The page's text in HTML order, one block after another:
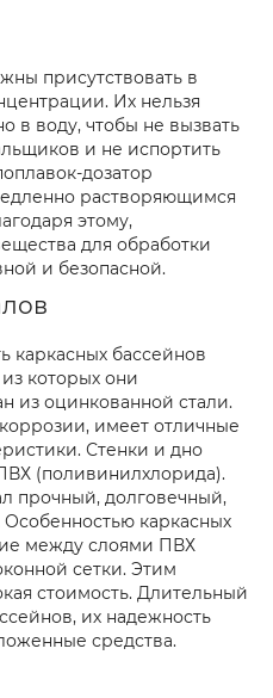
присутствовать в
Их нельзя
в воду, чтобы не вызвать
и не испортить
дозатор
растворяющимся
этому,
для обработки
и безопасной.
каркасных бассейнов
которых они
из оцинкованной стали.
имеет отличные
Стенки и дно
(поливинилхлорида).
прочный, долговечный,
каркасных
между слоями ПВХ
сетки. Этим
стоимость. Длительный
их надежность
средства.